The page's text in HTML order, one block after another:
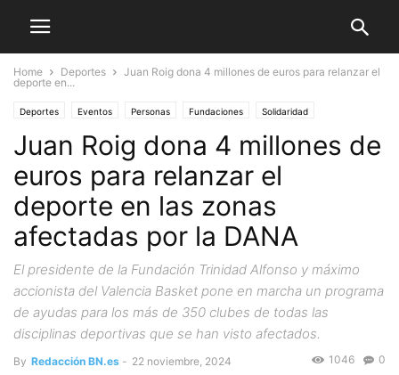
Home Deportes
Juan Roig dona 4 millones de euros para relanzar el
deporte en...
Deportes Eventos Personas Fundaciones Solidaridad
Comunidades Autónomas Valencia
Juan Roig dona 4 millones de
euros para relanzar el
deporte en las zonas
afectadas por la DANA
El presidente de la Fundación Trinidad Alfonso y máximo
accionista del Valencia Basket pone en marcha un programa
de ayudas para los más de 350 clubes de todas las
disciplinas deportivas que se han visto afectados.
By Redacción BN.es - 22 noviembre, 2024 0
1046